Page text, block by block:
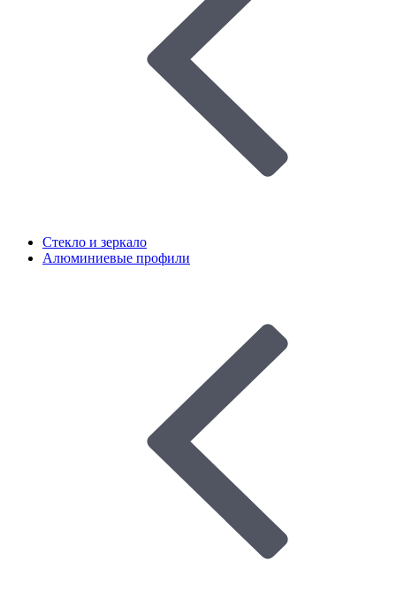
Стекло и зеркало
Алюминиевые профили